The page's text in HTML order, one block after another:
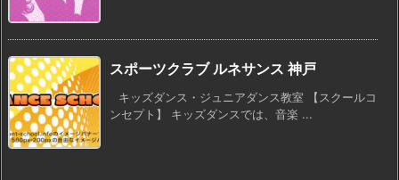
スポーツクラブ ルネサンス 神戸
キッズダンス・ジュニアダンス教室 【スクールコ
ンセプト】 キッズダンスでは、音楽 ...